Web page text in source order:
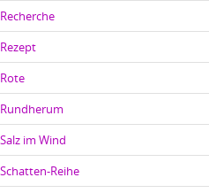
Recherche
Rezept
Rote
Rundherum
Salz im Wind
Schatten-Reihe